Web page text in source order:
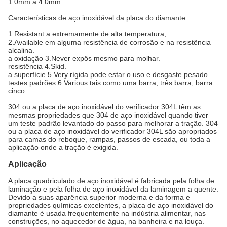
Características de aço inoxidável da placa do diamante:
1.Resistant a extremamente de alta temperatura;
2.Available em alguma resistência de corrosão e na resistência
alcalina.
a oxidação 3.Never expôs mesmo para molhar.
resistência 4.Skid.
a superfície 5.Very rígida pode estar o uso e desgaste pesado.
testes padrões 6.Various tais como uma barra, três barra, barra
cinco.
304 ou a placa de aço inoxidável do verificador 304L têm as
mesmas propriedades que 304 de aço inoxidável quando tiver
um teste padrão levantado do passo para melhorar a tração. 304
ou a placa de aço inoxidável do verificador 304L são apropriados
para camas do reboque, rampas, passos de escada, ou toda a
aplicação onde a tração é exigida.
Aplicação
A placa quadriculado de aço inoxidável é fabricada pela folha de
laminação e pela folha de aço inoxidável da laminagem a quente.
Devido a suas aparência superior moderna e da forma e
propriedades químicas excelentes, a placa de aço inoxidável do
diamante é usada frequentemente na indústria alimentar, nas
construções, no aquecedor de água, na banheira e na louça.